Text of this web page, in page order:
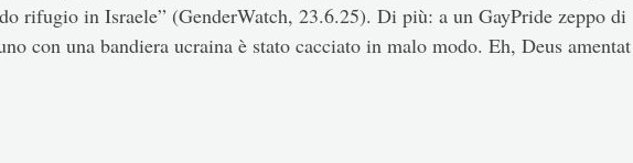
rifugio in Israele” (GenderWatch, 23.6.25). Di più: a un GayPride zeppo di
con una bandiera ucraina è stato cacciato in malo modo. Eh, Deus amentat